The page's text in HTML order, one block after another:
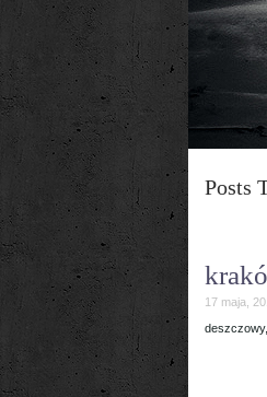
Posts
17 maja,